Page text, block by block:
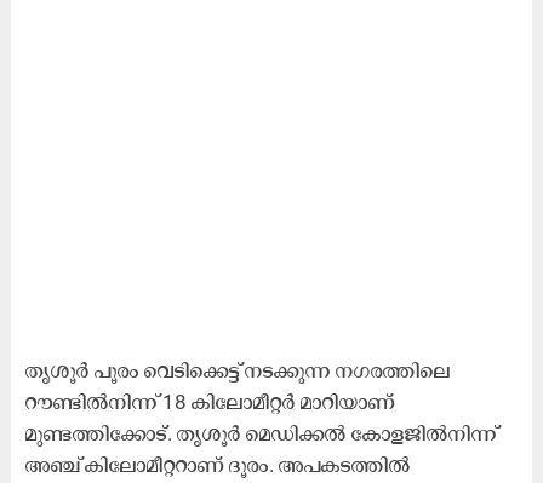
തൃശൂർ പൂരം വെടിക്കെട്ട് നടക്കുന്ന നഗരത്തിലെ
റൗണ്ടിൽനിന്ന് 18 കിലോമീറ്റർ മാറിയാണ്
മുണ്ടത്തിക്കോട്. തൃശൂർ മെഡിക്കൽ കോളജിൽനിന്ന്
അഞ്ച് കിലോമീറ്ററാണ് ദൂരം. അപകടത്തിൽ